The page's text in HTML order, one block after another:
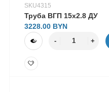
SKU4315
Труба ВГП 15х2.8 ДУ
3228.00